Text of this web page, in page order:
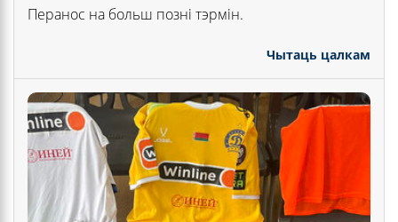
Перанос на больш позні тэрмін.
Чытаць цалкам